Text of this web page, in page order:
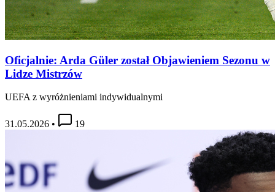
Oficjalnie: Arda Güler został Objawieniem Sezonu w
Lidze Mistrzów
UEFA z wyróżnieniami indywidualnymi
31.05.2026 • 19